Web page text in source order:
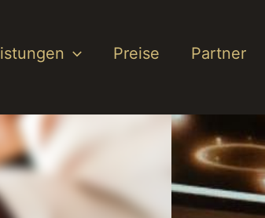
Preise Partner